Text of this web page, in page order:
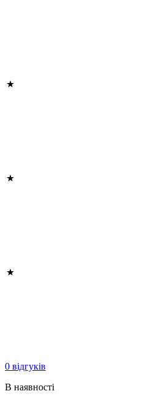
0 відгуків
В наявності